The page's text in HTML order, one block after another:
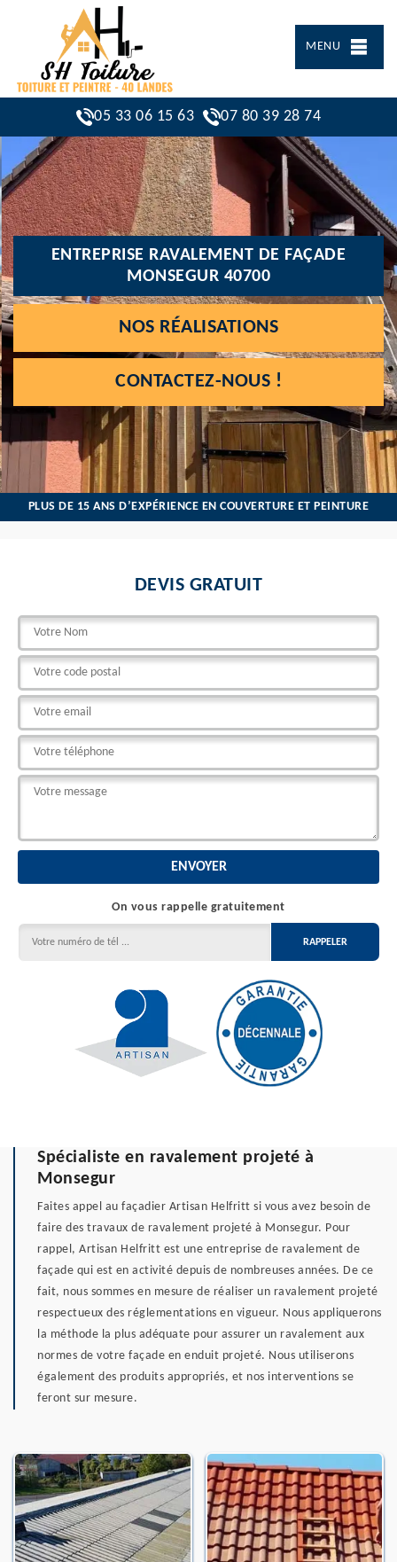
MENU
05 33 06 15 63 07 80 39 28 74
ENTREPRISE RAVALEMENT DE FAÇADE
MONSEGUR 40700
NOS RÉALISATIONS
CONTACTEZ-NOUS !
PLUS DE 15 ANS D’EXPÉRIENCE EN COUVERTURE ET PEINTURE
DEVIS GRATUIT
On vous rappelle gratuitement
Spécialiste en ravalement projeté à
Monsegur
Faites appel au façadier Artisan Helfritt si vous avez besoin de
faire des travaux de ravalement projeté à Monsegur. Pour
rappel, Artisan Helfritt est une entreprise de ravalement de
façade qui est en activité depuis de nombreuses années. De ce
fait, nous sommes en mesure de réaliser un ravalement projeté
respectueux des réglementations en vigueur. Nous appliquerons
la méthode la plus adéquate pour assurer un ravalement aux
normes de votre façade en enduit projeté. Nous utiliserons
également des produits appropriés, et nos interventions se
feront sur mesure.